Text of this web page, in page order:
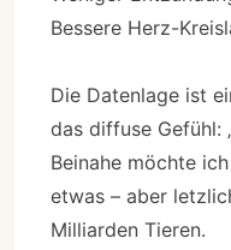
Bessere Herz-
Die Datenlage ist
das diffuse Gefühl:
Beinahe möchte
etwas – aber
Milliarden Tieren.